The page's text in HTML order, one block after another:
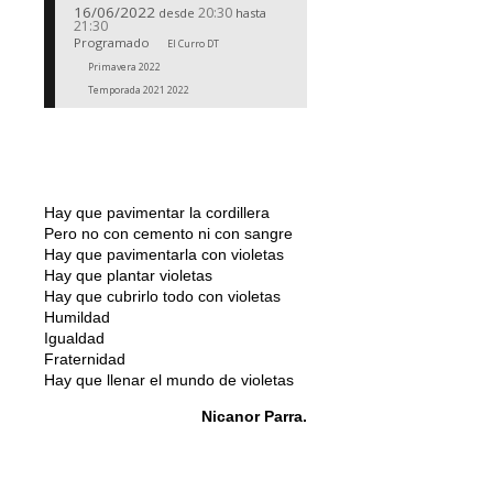
16/06/2022 desde 20:30 hasta
21:30
Programado
El Curro DT
Primavera 2022
Temporada 2021 2022
Hay que pavimentar la cordillera
Pero no con cemento ni con sangre
Hay que pavimentarla con violetas
Hay que plantar violetas
Hay que cubrirlo todo con violetas
Humildad
Igualdad
Fraternidad
Hay que llenar el mundo de violetas
Nicanor Parra.